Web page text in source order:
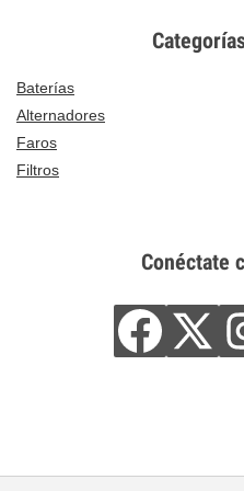
Baterías
Alternadores
Faros
Filtros
Conéctate